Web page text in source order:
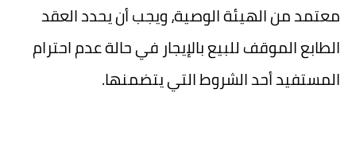
معتمد من الهيئة الوصية، ويجب أن يحدد العقد
الطابع الموقف للبيع بالإيجار في حالة عدم احترام
المستفيد أحد الشروط التي يتضمنها.